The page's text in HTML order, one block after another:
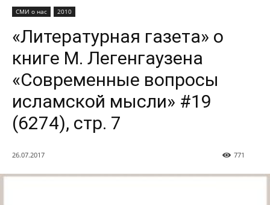
СМИ о нас 2010
«Литературная газета» о
книге М. Легенгаузена
«Современные вопросы
исламской мысли» #19
(6274), стр. 7
26.07.2017 771